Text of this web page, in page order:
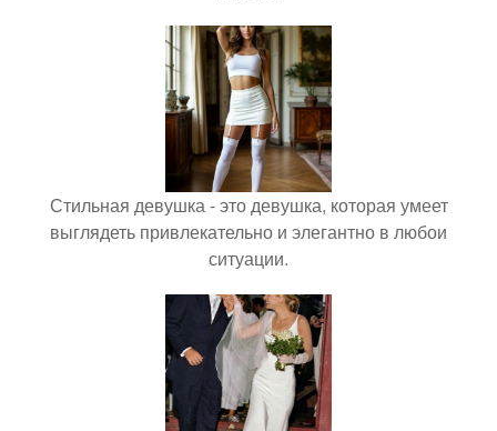
Стильная девушка - это девушка, которая умеет
выглядеть привлекательно и элегантно в любои
ситуации.